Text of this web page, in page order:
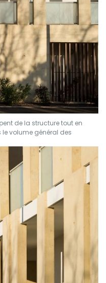
de la structure tout en
volume général des